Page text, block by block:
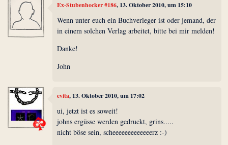
Ex-Stubenhocker #186, 13. Oktober 2010, um 15:10
Wenn unter euch ein Buchverleger ist oder jemand, der
in einem solchen Verlag arbeitet, bitte bei mir melden!
Danke!
John
evita, 13. Oktober 2010, um 17:02
ui, jetzt ist es soweit!
johns ergüsse werden gedruckt, grins.....
nicht böse sein, scheeeeeeeeeeeeerz :-)